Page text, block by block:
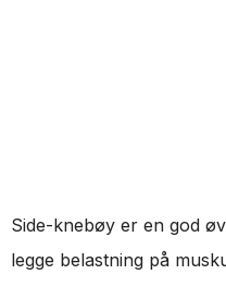
Side-knebøy er en god
legge belastning på